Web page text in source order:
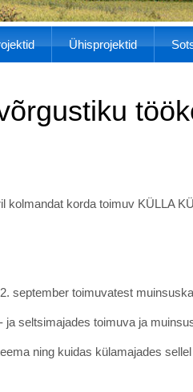
Ühisprojektid
kolmandat korda toimuv KÜLLA
september toimuvatest
seltsimajades toimuva ja
ning kuidas külamajades